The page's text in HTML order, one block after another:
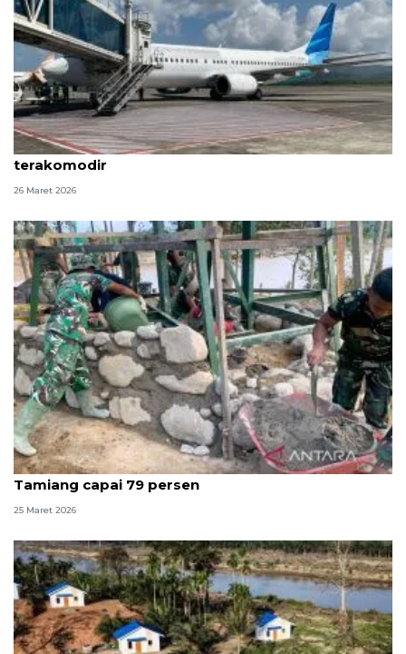
Garuda pastikan penumpang arus balik di Aceh
terakomodir
26 Maret 2026
TNI AD pastikan pembangunan jembatan di
Tamiang capai 79 persen
25 Maret 2026